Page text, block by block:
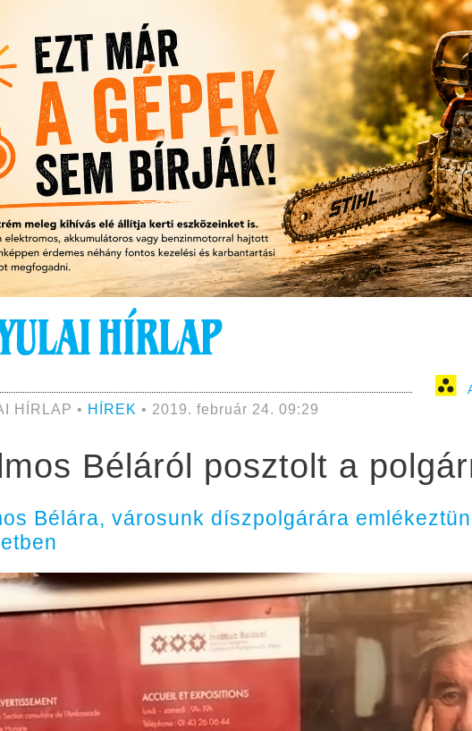
HÍRLAP • HÍREK • 2019. február 24. 09:29
Béláról posztolt a
Bélára, városunk díszpolgárára